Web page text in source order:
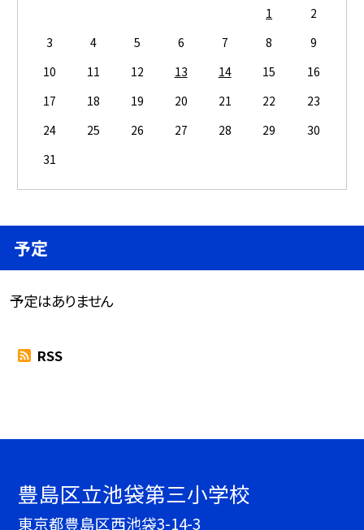
1
2
3
4 5 6 7 8
9
10
11 12 13 14 15
16
17
18 19 20 21 22
23
24
25 26 27 28 29
30
31
予定
予定はありません
RSS
豊島区立池袋第三小学校
東京都豊島区西池袋3-14-3